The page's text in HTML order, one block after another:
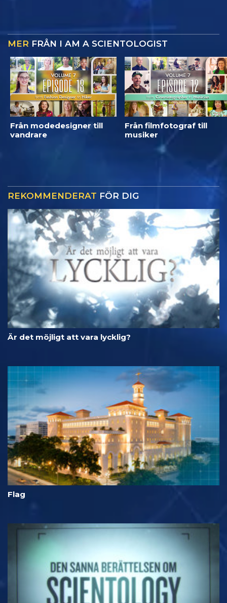
MER FRÅN I AM A SCIENTOLOGIST
Från modedesigner till
vandrare
Från filmfotograf till
musiker
REKOMMENDERAT FÖR DIG
Är det möjligt att vara lycklig?
Flag